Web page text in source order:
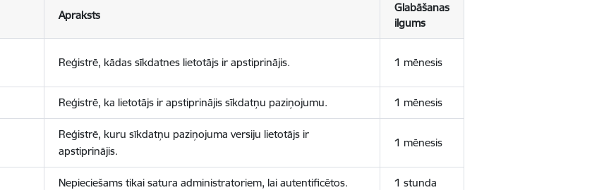
Apraksts
Glabāšanas
ilgums
Reģistrē, kādas sīkdatnes lietotājs ir apstiprinājis. 1 mēnesis
Reģistrē, ka lietotājs ir apstiprinājis sīkdatņu paziņojumu. 1 mēnesis
Reģistrē, kuru sīkdatņu paziņojuma versiju lietotājs ir
apstiprinājis.
1 mēnesis
Nepieciešams tikai satura administratoriem, lai autentificētos. 1 stunda